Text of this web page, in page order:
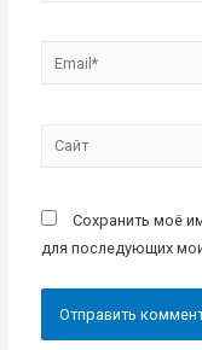
Email*
Сайт
Сохранить моё
для последующих